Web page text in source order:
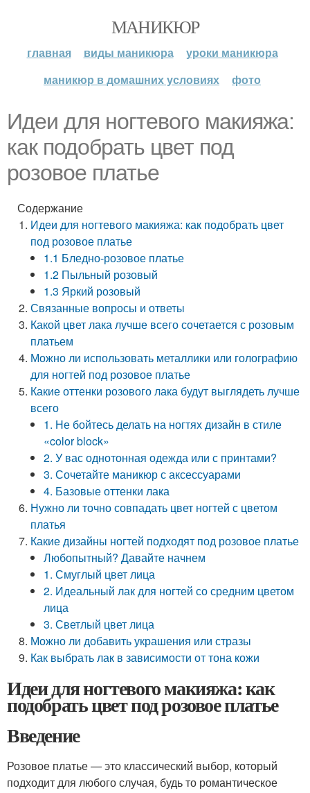
МАНИКЮР
главная виды маникюра
уроки маникюра
маникюр в домашних условиях
фото
Идеи для ногтевого макияжа:
как подобрать цвет под
розовое платье
Содержание
Идеи для ногтевого макияжа: как подобрать цвет
под розовое платье
1.1 Бледно-розовое платье
1.2 Пыльный розовый
1.3 Яркий розовый
Связанные вопросы и ответы
Какой цвет лака лучше всего сочетается с розовым
платьем
Можно ли использовать металлики или голографию
для ногтей под розовое платье
Какие оттенки розового лака будут выглядеть лучше
всего
1. Не бойтесь делать на ногтях дизайн в стиле
«color block»
2. У вас однотонная одежда или с принтами?
3. Сочетайте маникюр с аксессуарами
4. Базовые оттенки лака
Нужно ли точно совпадать цвет ногтей с цветом
платья
Какие дизайны ногтей подходят под розовое платье
Любопытный? Давайте начнем
1. Смуглый цвет лица
2. Идеальный лак для ногтей со средним цветом
лица
3. Светлый цвет лица
Можно ли добавить украшения или стразы
Как выбрать лак в зависимости от тона кожи
Идеи для ногтевого макияжа: как
подобрать цвет под розовое платье
Введение
Розовое платье — это классический выбор, который
подходит для любого случая, будь то романтическое